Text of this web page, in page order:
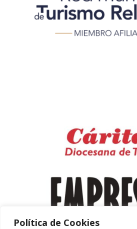
Política de Cookies